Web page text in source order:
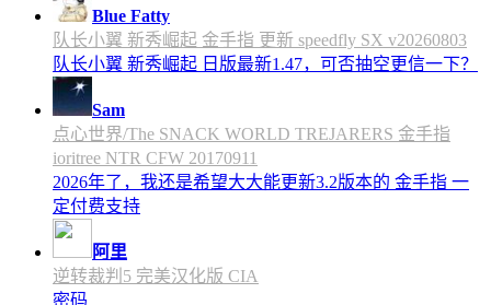
Blue Fatty
队长小翼 新秀崛起 金手指 更新 speedfly SX v20260803
队长小翼 新秀崛起 日版最新1.47，可否抽空更信一下？
Sam
点心世界/The SNACK WORLD TREJARERS 金手指
ioritree NTR CFW 20170911
2026年了，我还是希望大大能更新3.2版本的 金手指 一
定付费支持
阿里
逆转裁判5 完美汉化版 CIA
密码